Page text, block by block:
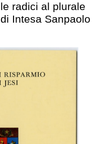
le radici al plurale
di Intesa Sanpaolo